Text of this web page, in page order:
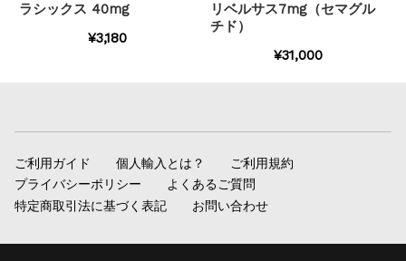
ラシックス 40mg
¥3,180
リベルサス7mg（セマグル
チド）
¥31,000
ご利用ガイド 個人輸入とは？
ご利用規約
プライバシーポリシー
よくあるご質問
特定商取引法に基づく表記
お問い合わせ